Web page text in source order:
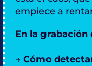
empiece a
En la grabación
→ Cómo